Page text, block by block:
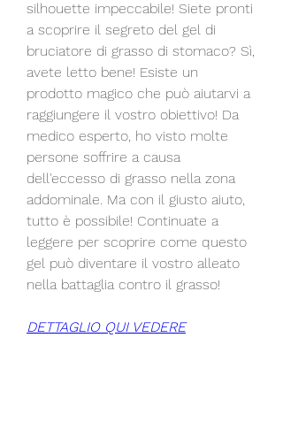
silhouette impeccabile! Siete pronti
a scoprire il segreto del gel di
bruciatore di grasso di stomaco? Sì,
avete letto bene! Esiste un
prodotto magico che può aiutarvi a
raggiungere il vostro obiettivo! Da
medico esperto, ho visto molte
persone soffrire a causa
dell'eccesso di grasso nella zona
addominale. Ma con il giusto aiuto,
tutto è possibile! Continuate a
leggere per scoprire come questo
gel può diventare il vostro alleato
nella battaglia contro il grasso!
DETTAGLIO QUI VEDERE